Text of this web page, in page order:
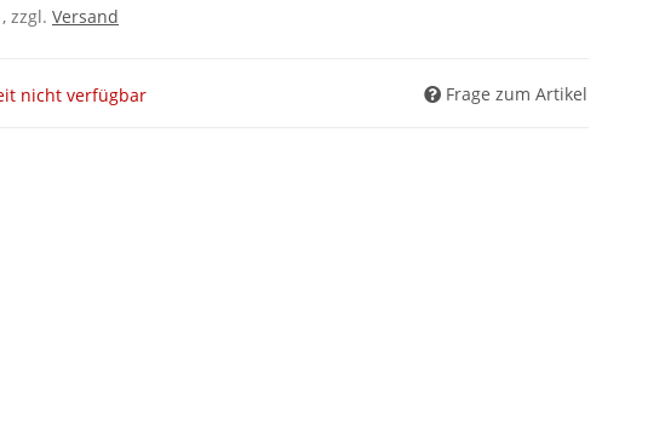
zzgl. Versand
nicht verfügbar Frage zum Artikel